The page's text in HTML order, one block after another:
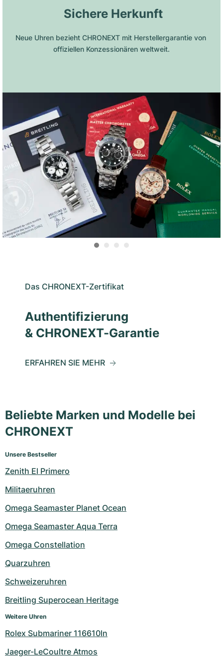
Sichere Herkunft
Neue Uhren bezieht CHRONEXT mit Herstellergarantie von
offiziellen Konzessionären weltweit.
Das CHRONEXT-Zertifikat
Authentifizierung
& CHRONEXT-Garantie
ERFAHREN SIE MEHR
Beliebte Marken und Modelle bei
CHRONEXT
Unsere Bestseller
Zenith El Primero
Militaeruhren
Omega Seamaster Planet Ocean
Omega Seamaster Aqua Terra
Omega Constellation
Quarzuhren
Schweizeruhren
Breitling Superocean Heritage
Weitere Uhren
Rolex Submariner 116610ln
Jaeger-LeCoultre Atmos